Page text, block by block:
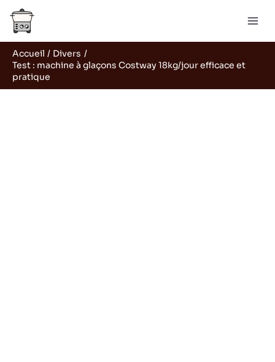
Aller
contenu
Accueil
Divers
Test : machine à glaçons Costway 18kg/jour efficace et
pratique
e
c
h
e